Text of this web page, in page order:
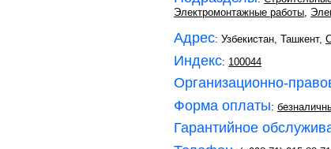
Электромонтажные работы,
Адрес: Узбекистан, Ташкент,
Индекс: 100044
Организационно-
Форма оплаты:
Гарантийное